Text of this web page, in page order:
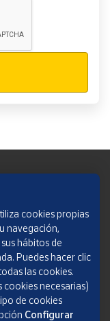
cookies propias
navegación,
hábitos de
Puedes hacer clic
las cookies.
cookies necesarias)
de cookies
Configurar